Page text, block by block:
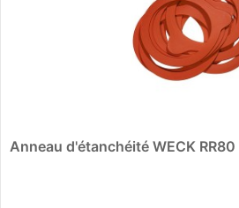
Anneau d'étanchéité WECK RR80